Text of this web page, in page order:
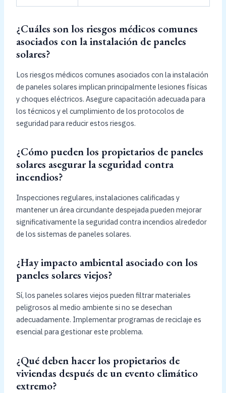
¿Cuáles son los riesgos médicos comunes
asociados con la instalación de paneles
solares?
Los riesgos médicos comunes asociados con la instalación
de paneles solares implican principalmente lesiones físicas
y choques eléctricos. Asegure capacitación adecuada para
los técnicos y el cumplimiento de los protocolos de
seguridad para reducir estos riesgos.
¿Cómo pueden los propietarios de paneles
solares asegurar la seguridad contra
incendios?
Inspecciones regulares, instalaciones calificadas y
mantener un área circundante despejada pueden mejorar
significativamente la seguridad contra incendios alrededor
de los sistemas de paneles solares.
¿Hay impacto ambiental asociado con los
paneles solares viejos?
Sí, los paneles solares viejos pueden filtrar materiales
peligrosos al medio ambiente si no se desechan
adecuadamente. Implementar programas de reciclaje es
esencial para gestionar este problema.
¿Qué deben hacer los propietarios de
viviendas después de un evento climático
extremo?